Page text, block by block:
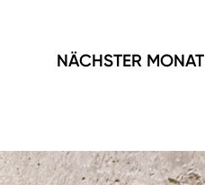
NÄCHSTER MONAT